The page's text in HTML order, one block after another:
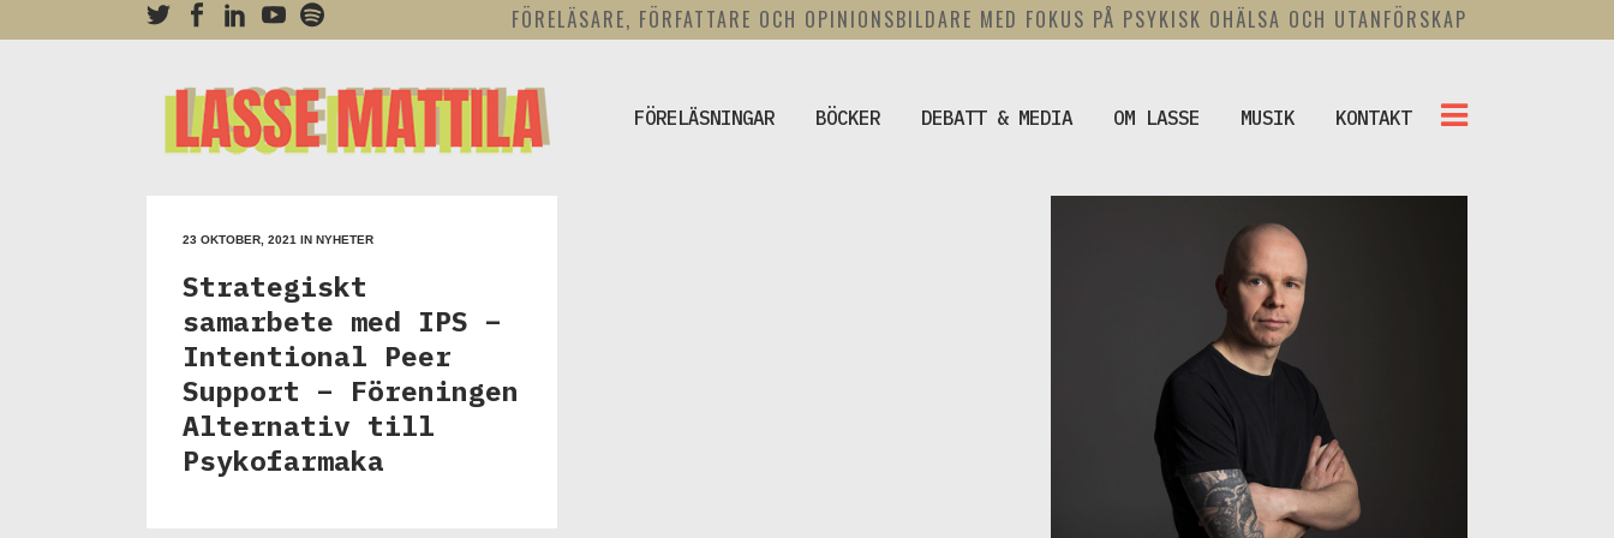
FÖRELÄSARE, FÖRFATTARE OCH OPINIONSBILDARE MED FOKUS PÅ PSYKISK OHÄLSA OCH UTANFÖRSKAP
FÖRELÄSNINGAR BÖCKER DEBATT & MEDIA OM LASSE MUSIK KONTAKT
23 OKTOBER, 2021 IN NYHETER
Strategiskt
samarbete med IPS –
Intentional Peer
Support – Föreningen
Alternativ till
Psykofarmaka